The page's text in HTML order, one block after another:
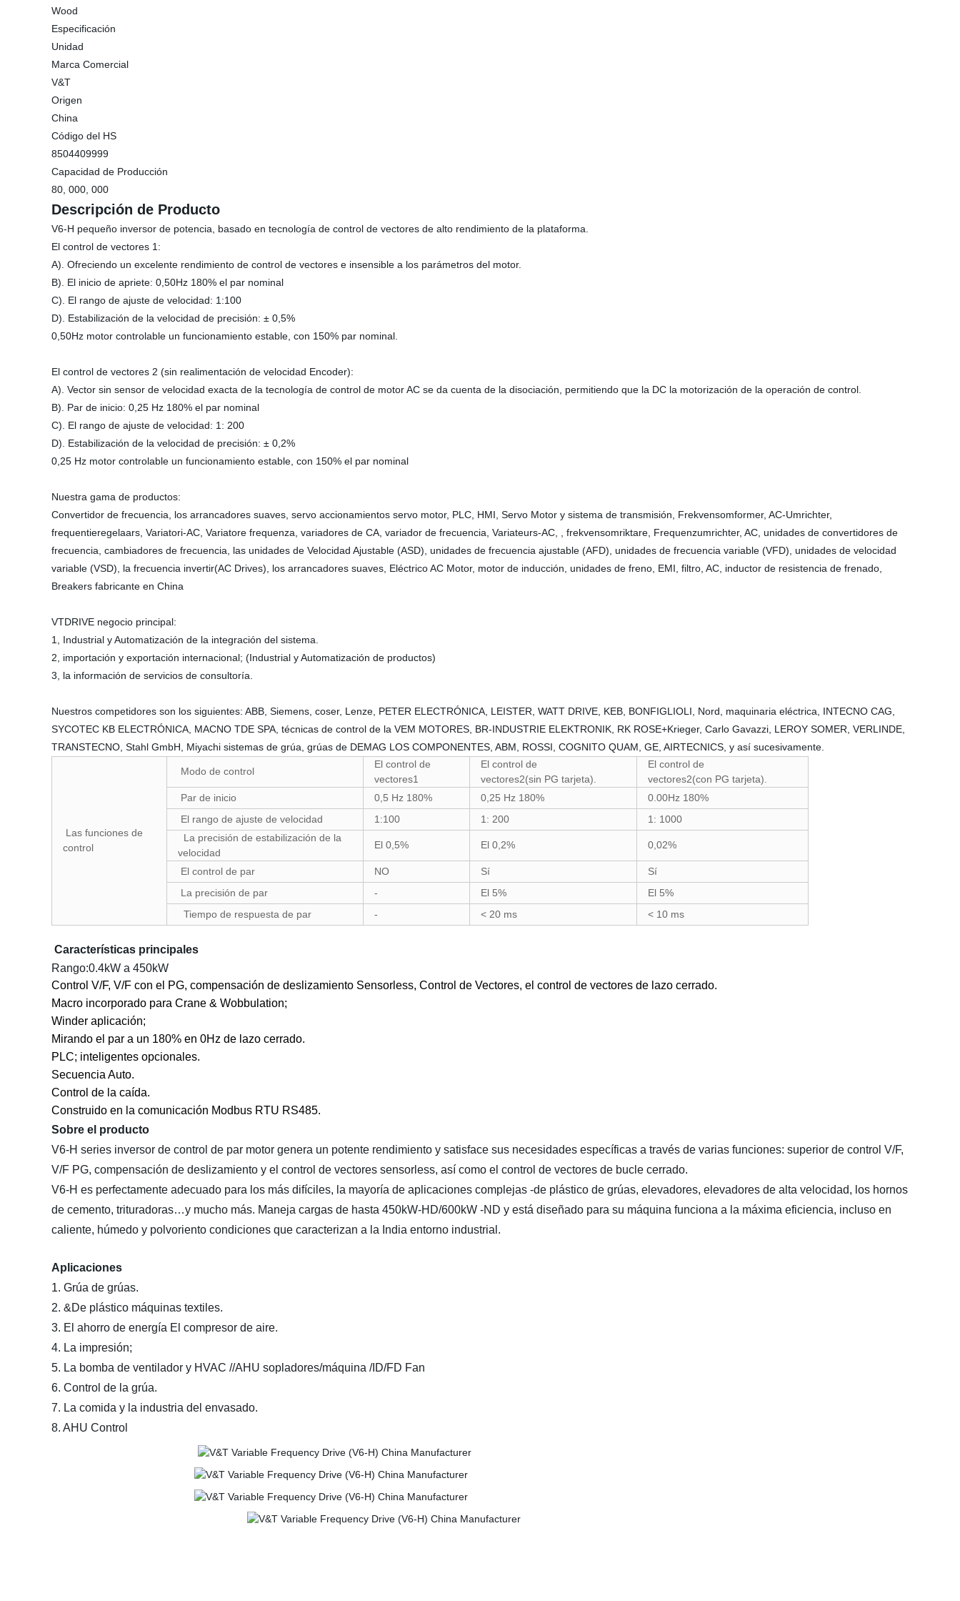
Wood
Especificación
Unidad
Marca Comercial
V&T
Origen
China
Código del HS
8504409999
Capacidad de Producción
80, 000, 000
Descripción de Producto
V6-H pequeño inversor de potencia, basado en tecnología de control de vectores de alto rendimiento de la plataforma.
El control de vectores 1:
A). Ofreciendo un excelente rendimiento de control de vectores e insensible a los parámetros del motor.
B). El inicio de apriete: 0,50Hz 180% el par nominal
C). El rango de ajuste de velocidad: 1:100
D). Estabilización de la velocidad de precisión: ± 0,5%
0,50Hz motor controlable un funcionamiento estable, con 150% par nominal.
El control de vectores 2 (sin realimentación de velocidad Encoder):
A). Vector sin sensor de velocidad exacta de la tecnología de control de motor AC se da cuenta de la disociación, permitiendo que la DC la motorización de la operación de control.
B). Par de inicio: 0,25 Hz 180% el par nominal
C). El rango de ajuste de velocidad: 1: 200
D). Estabilización de la velocidad de precisión: ± 0,2%
0,25 Hz motor controlable un funcionamiento estable, con 150% el par nominal
Nuestra gama de productos:
Convertidor de frecuencia, los arrancadores suaves, servo accionamientos servo motor, PLC, HMI, Servo Motor y sistema de transmisión, Frekvensomformer, AC-Umrichter,
frequentieregelaars, Variatori-AC, Variatore frequenza, variadores de CA, variador de frecuencia, Variateurs-AC, , frekvensomriktare, Frequenzumrichter, AC, unidades de convertidores de
frecuencia, cambiadores de frecuencia, las unidades de Velocidad Ajustable (ASD), unidades de frecuencia ajustable (AFD), unidades de frecuencia variable (VFD), unidades de velocidad
variable (VSD), la frecuencia invertir(AC Drives), los arrancadores suaves, Eléctrico AC Motor, motor de inducción, unidades de freno, EMI, filtro, AC, inductor de resistencia de frenado,
Breakers fabricante en China
VTDRIVE negocio principal:
1, Industrial y Automatización de la integración del sistema.
2, importación y exportación internacional; (Industrial y Automatización de productos)
3, la información de servicios de consultoría.
Nuestros competidores son los siguientes: ABB, Siemens, coser, Lenze, PETER ELECTRÓNICA, LEISTER, WATT DRIVE, KEB, BONFIGLIOLI, Nord, maquinaria eléctrica, INTECNO CAG,
SYCOTEC KB ELECTRÓNICA, MACNO TDE SPA, técnicas de control de la VEM MOTORES, BR-INDUSTRIE ELEKTRONIK, RK ROSE+Krieger, Carlo Gavazzi, LEROY SOMER, VERLINDE,
TRANSTECNO, Stahl GmbH, Miyachi sistemas de grúa, grúas de DEMAG LOS COMPONENTES, ABM, ROSSI, COGNITO QUAM, GE, AIRTECNICS, y así sucesivamente.
Las funciones de
control
Modo de control
El control de
vectores1
El control de
vectores2(sin PG tarjeta).
El control de
vectores2(con PG tarjeta).
Par de inicio
0,5 Hz 180% 0,25 Hz 180%
0.00Hz 180%
El rango de ajuste de velocidad
1:100 1: 200
1: 1000
La precisión de estabilización de la
velocidad
El 0,5% El 0,2% 0,02%
El control de par NO Sí
Sí
La precisión de par
- El 5%
El 5%
Tiempo de respuesta de par
- < 20 ms < 10 ms
Características principales
Rango:0.4kW a 450kW
Control V/F, V/F con el PG, compensación de deslizamiento Sensorless, Control de Vectores, el control de vectores de lazo cerrado.
Macro incorporado para Crane & Wobbulation;
Winder aplicación;
Mirando el par a un 180% en 0Hz de lazo cerrado.
PLC; inteligentes opcionales.
Secuencia Auto.
Control de la caída.
Construido en la comunicación Modbus RTU RS485.
Sobre el producto
V6-H series inversor de control de par motor genera un potente rendimiento y satisface sus necesidades específicas a través de varias funciones: superior de control V/F,
V/F PG, compensación de deslizamiento y el control de vectores sensorless, así como el control de vectores de bucle cerrado.
V6-H es perfectamente adecuado para los más difíciles, la mayoría de aplicaciones complejas -de plástico de grúas, elevadores, elevadores de alta velocidad, los hornos
de cemento, trituradoras…y mucho más. Maneja cargas de hasta 450kW-HD/600kW -ND y está diseñado para su máquina funciona a la máxima eficiencia, incluso en
caliente, húmedo y polvoriento condiciones que caracterizan a la India entorno industrial.
Aplicaciones
1. Grúa de grúas.
2. &De plástico máquinas textiles.
3. El ahorro de energía El compresor de aire.
4. La impresión;
5. La bomba de ventilador y HVAC //AHU sopladores/máquina /ID/FD Fan
6. Control de la grúa.
7. La comida y la industria del envasado.
8. AHU Control